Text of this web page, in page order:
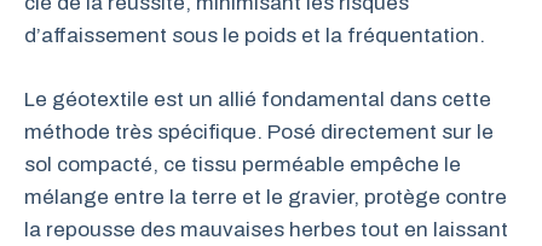
d’affaissement sous le poids et la fréquentation.
Le géotextile est un allié fondamental dans cette
méthode très spécifique. Posé directement sur le
sol compacté, ce tissu perméable empêche le
mélange entre la terre et le gravier, protège contre
la repousse des mauvaises herbes tout en laissant